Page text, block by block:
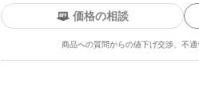
熱 量 161 Kcal
た ん ぱ く 質 1.0 g
価格の相談
商品への質問からの値下げ交渉、不